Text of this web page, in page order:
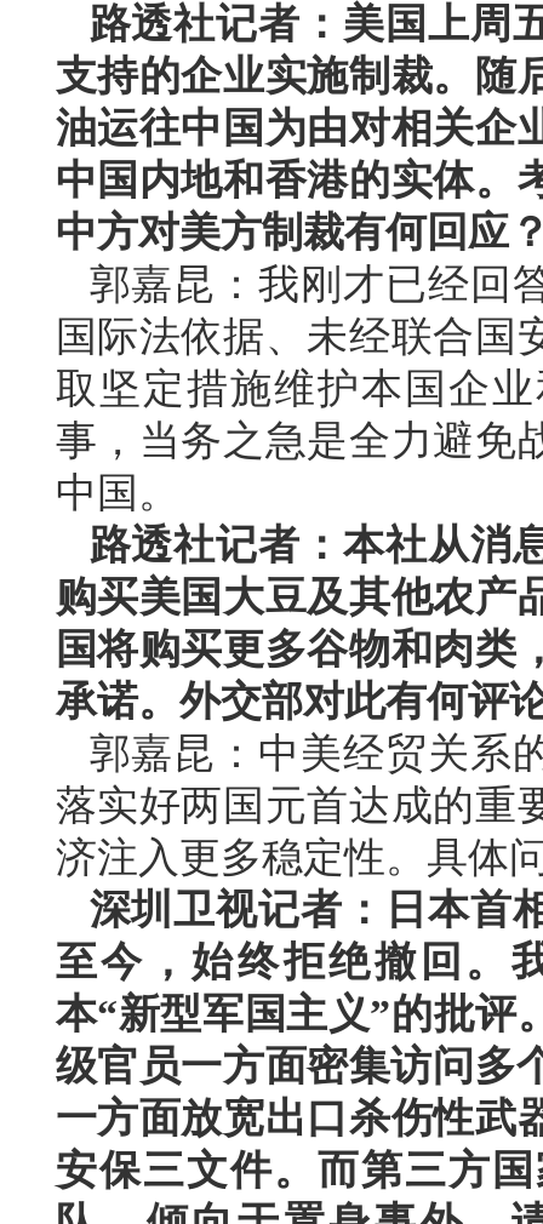
路透社记者：美国上周
支持的企业实施制裁。随
油运往中国为由对相关企
中国内地和香港的实体。
中方对美方制裁有何回应
郭嘉昆：我刚才已经回
国际法依据、未经联合国
取坚定措施维护本国企
事，当务之急是全力避免
中国。
路透社记者：本社从消
购买美国大豆及其他农产
国将购买更多谷物和肉类
承诺。外交部对此有何评
郭嘉昆：中美经贸关系
落实好两国元首达成的重
济注入更多稳定性。具体
深圳卫视记者：日本首
至今，始终拒绝撤回。
本“新型军国主义”的批评
级官员一方面密集访问多
一方面放宽出口杀伤性武
安保三文件。而第三方